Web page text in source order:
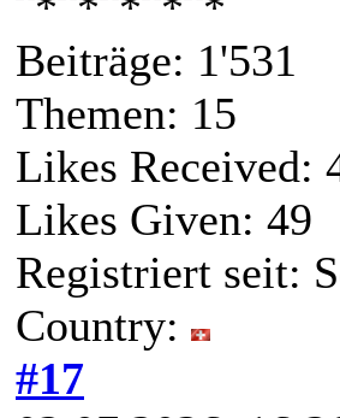
Beiträge: 1'531
Themen: 15
Likes Received:
Likes Given: 49
Registriert seit:
Country:
#17